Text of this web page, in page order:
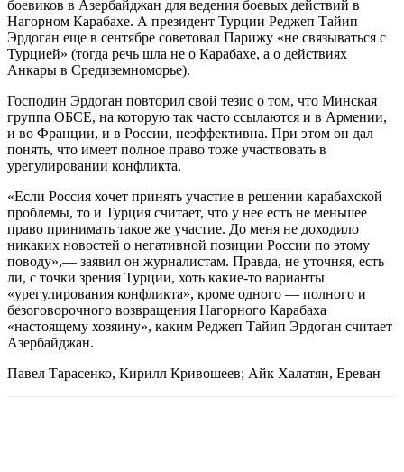
боевиков в Азербайджан для ведения боевых действий в
Нагорном Карабахе. А президент Турции Реджеп Тайип
Эрдоган еще в сентябре советовал Парижу «не связываться с
Турцией» (тогда речь шла не о Карабахе, а о действиях
Анкары в Средиземноморье).
Господин Эрдоган повторил свой тезис о том, что Минская
группа ОБСЕ, на которую так часто ссылаются и в Армении,
и во Франции, и в России, неэффективна. При этом он дал
понять, что имеет полное право тоже участвовать в
урегулировании конфликта.
«Если Россия хочет принять участие в решении карабахской
проблемы, то и Турция считает, что у нее есть не меньшее
право принимать такое же участие. До меня не доходило
никаких новостей о негативной позиции России по этому
поводу»,— заявил он журналистам. Правда, не уточняя, есть
ли, с точки зрения Турции, хоть какие-то варианты
«урегулирования конфликта», кроме одного — полного и
безоговорочного возвращения Нагорного Карабаха
«настоящему хозяину», каким Реджеп Тайип Эрдоган считает
Азербайджан.
Павел Тарасенко, Кирилл Кривошеев; Айк Халатян, Ереван